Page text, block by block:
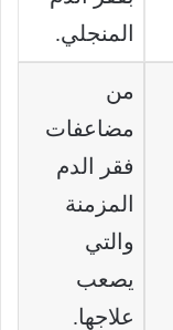
المنجلي.
من
مضاعفات
فقر الدم
المزمنة
والتي
يصعب
علاجها.